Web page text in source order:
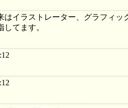
はイラストレーター、グラフィッ
してます。